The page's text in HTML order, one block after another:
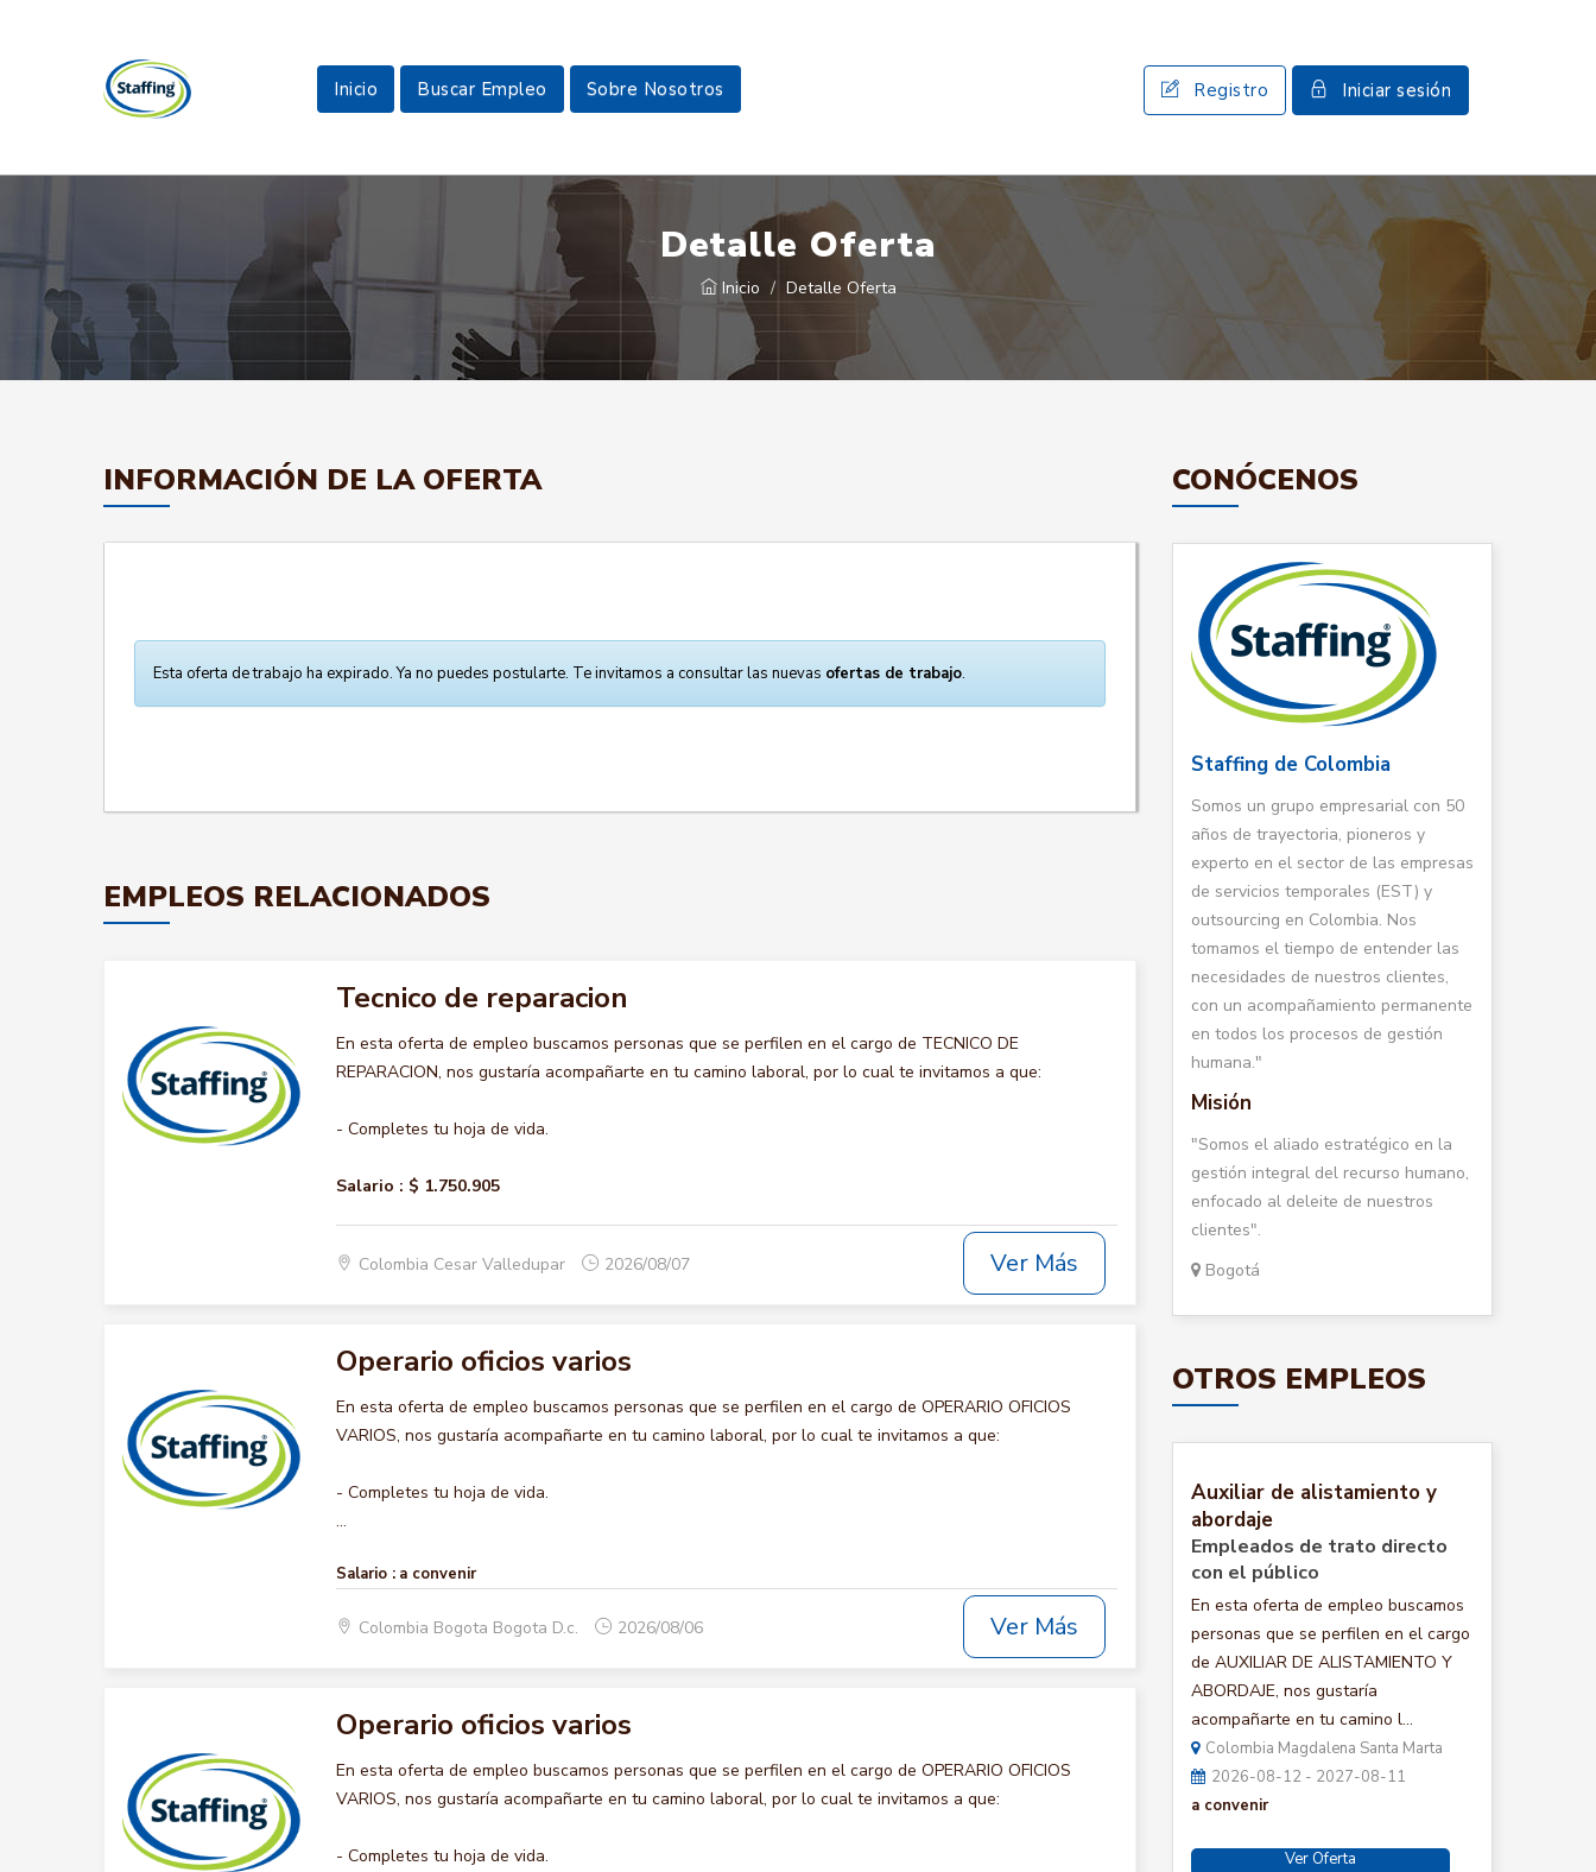
Inicio Buscar Empleo Sobre Nosotros Registro Iniciar sesión
Detalle Oferta
Inicio Detalle Oferta
INFORMACIÓN DE LA OFERTA
Esta oferta de trabajo ha expirado. Ya no puedes postularte. Te invitamos a consultar las nuevas ofertas de trabajo.
EMPLEOS RELACIONADOS
Tecnico de reparacion
En esta oferta de empleo buscamos personas que se perfilen en el cargo de TECNICO DE
REPARACION, nos gustaría acompañarte en tu camino laboral, por lo cual te invitamos a que:
- Completes tu hoja de vida.
Salario : $ 1.750.905
Colombia Cesar Valledupar 2026/08/07 Ver Más
Operario oficios varios
En esta oferta de empleo buscamos personas que se perfilen en el cargo de OPERARIO OFICIOS
VARIOS, nos gustaría acompañarte en tu camino laboral, por lo cual te invitamos a que:
- Completes tu hoja de vida.
...
Salario : a convenir
Colombia Bogota Bogota D.c. 2026/08/06 Ver Más
Operario oficios varios
En esta oferta de empleo buscamos personas que se perfilen en el cargo de OPERARIO OFICIOS
VARIOS, nos gustaría acompañarte en tu camino laboral, por lo cual te invitamos a que:
- Completes tu hoja de vida.
CONÓCENOS
Staffing de Colombia
Somos un grupo empresarial con 50
años de trayectoria, pioneros y
experto en el sector de las empresas
de servicios temporales (EST) y
outsourcing en Colombia. Nos
tomamos el tiempo de entender las
necesidades de nuestros clientes,
con un acompañamiento permanente
en todos los procesos de gestión
humana."
Misión
"Somos el aliado estratégico en la
gestión integral del recurso humano,
enfocado al deleite de nuestros
clientes".
Bogotá
OTROS EMPLEOS
Auxiliar de alistamiento y
abordaje
Empleados de trato directo
con el público
En esta oferta de empleo buscamos
personas que se perfilen en el cargo
de AUXILIAR DE ALISTAMIENTO Y
ABORDAJE, nos gustaría
acompañarte en tu camino l...
Colombia Magdalena Santa Marta
2026-08-12 - 2027-08-11
a convenir
Ver Oferta